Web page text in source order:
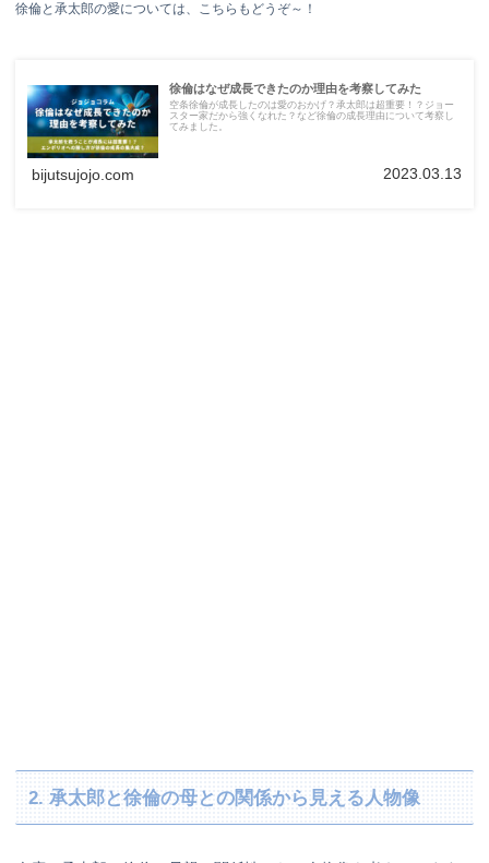
徐倫と承太郎の愛については、こちらもどうぞ～！
徐倫はなぜ成長できたのか理由を考察してみた
空条徐倫が成長したのは愛のおかげ？承太郎は超重要！？ジョー
スター家だから強くなれた？など徐倫の成長理由について考察し
てみました。
bijutsujojo.com 2023.03.13
2. 承太郎と徐倫の母との関係から見える人物像